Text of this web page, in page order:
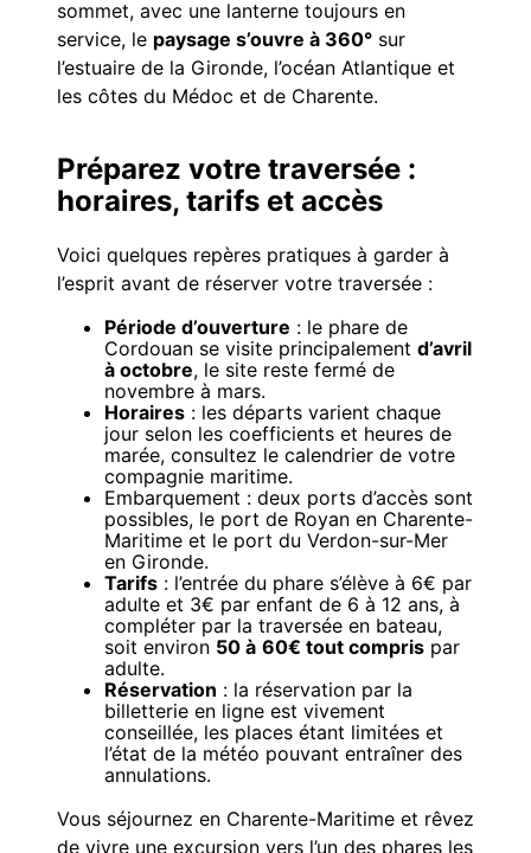
sommet, avec une lanterne toujours en
service, le paysage s’ouvre à 360° sur
l’estuaire de la Gironde, l’océan Atlantique et
les côtes du Médoc et de Charente.
Préparez votre traversée :
horaires, tarifs et accès
Voici quelques repères pratiques à garder à
l’esprit avant de réserver votre traversée :
Période d’ouverture : le phare de
Cordouan se visite principalement d’avril
à octobre, le site reste fermé de
novembre à mars.
Horaires : les départs varient chaque
jour selon les coefficients et heures de
marée, consultez le calendrier de votre
compagnie maritime.
Embarquement : deux ports d’accès sont
possibles, le port de Royan en Charente-
Maritime et le port du Verdon-sur-Mer
en Gironde.
Tarifs : l’entrée du phare s’élève à 6€ par
adulte et 3€ par enfant de 6 à 12 ans, à
compléter par la traversée en bateau,
soit environ 50 à 60€ tout compris par
adulte.
Réservation : la réservation par la
billetterie en ligne est vivement
conseillée, les places étant limitées et
l’état de la météo pouvant entraîner des
annulations.
Vous séjournez en Charente-Maritime et rêvez
de vivre une excursion vers l’un des phares les